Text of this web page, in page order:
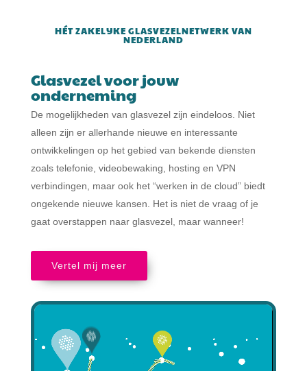
HÉT ZAKELIJKE GLASVEZELNETWERK VAN
NEDERLAND
Glasvezel voor jouw
onderneming
De mogelijkheden van glasvezel zijn eindeloos. Niet
alleen zijn er allerhande nieuwe en interessante
ontwikkelingen op het gebied van bekende diensten
zoals telefonie, videobewaking, hosting en VPN
verbindingen, maar ook het “werken in de cloud” biedt
ongekende nieuwe kansen. Het is niet de vraag of je
gaat overstappen naar glasvezel, maar wanneer!
Vertel mij meer